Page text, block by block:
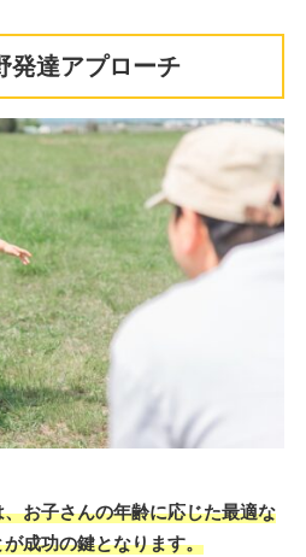
発達アプローチ
お子さんの年齢に応じた最適な
成功の鍵となります。